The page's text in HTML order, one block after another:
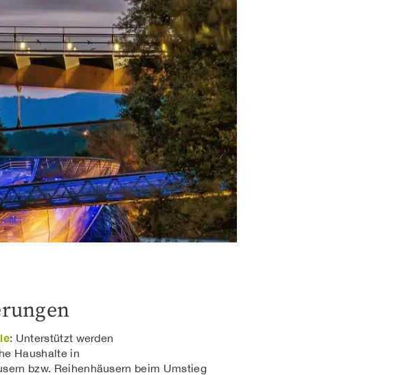
: Unterstützt werden
Haushalte in
bzw. Reihenhäusern beim Umstieg